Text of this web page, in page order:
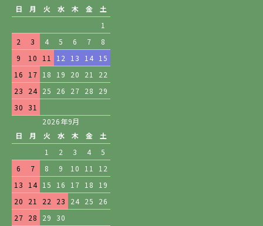
日
月 火 水 木 金
土
1
2
3 4 5 6 7
8
9
10 11 12 13 14 15
16
17 18 19 20 21
22
23
24 25 26 27 28
29
30
31
2026年9月
日
月 火 水 木 金
土
1
2 3 4
5
6
7 8 9 10 11
12
13
14 15 16 17 18
19
20
21 22 23 24 25
26
27 28 29 30